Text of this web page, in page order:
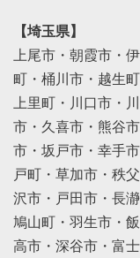
【埼玉県】
上尾市・朝霞市・
町・桶川市・越生
上里町・川口市・
市・久喜市・熊谷
市・坂戸市・幸手
戸町・草加市・秩
沢市・戸田市・長
鳩山町・羽生市・
高市・深谷市・富